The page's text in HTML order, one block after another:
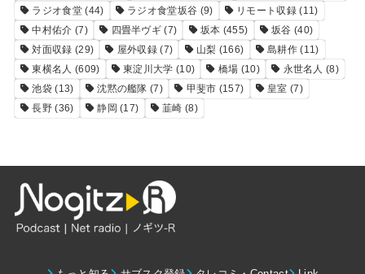
ラジオ食堂(44) ラジオ食堂坂谷 (9) リモート収録(11)
中村佑介 (7) 四畳半ヴギ (7) 坂本 (455) 坂谷 (40)
対面収録 (29) 屋外収録 (7) 山梨 (166) 島耕作(11)
東横名人 (609) 東淀川大学 (10) 橋場 (10) 永世名人 (8)
池袋 (13) 沈黙の艦隊 (7) 甲斐市 (157) 皇室 (7)
長野 (36) 静岡 (17) 韮崎 (8)